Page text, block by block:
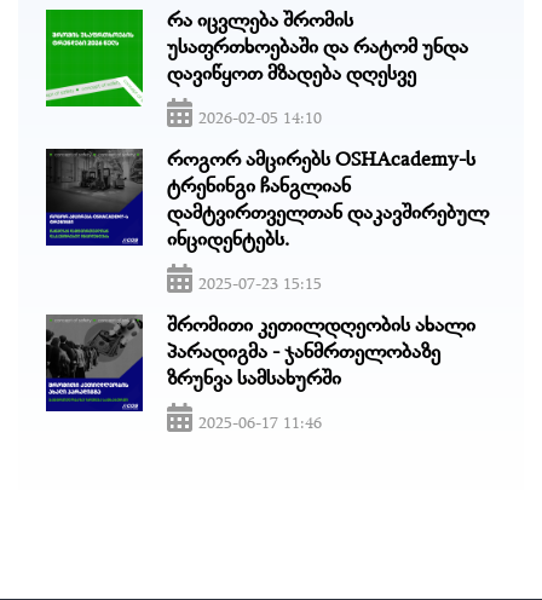
რა იცვლება შრომის
უსაფრთხოებაში და რატომ უნდა
დავიწყოთ მზადება დღესვე
2026-02-05 14:10
როგორ ამცირებს OSHAcademy-ს
ტრენინგი ჩანგლიან
დამტვირთველთან დაკავშირებულ
ინციდენტებს.
2025-07-23 15:15
შრომითი კეთილდღეობის ახალი
პარადიგმა - ჯანმრთელობაზე
ზრუნვა სამსახურში
2025-06-17 11:46